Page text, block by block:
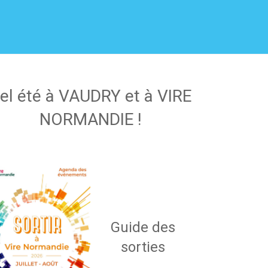
été à VAUDRY et à VIRE
NORMANDIE !
Guide des
sorties